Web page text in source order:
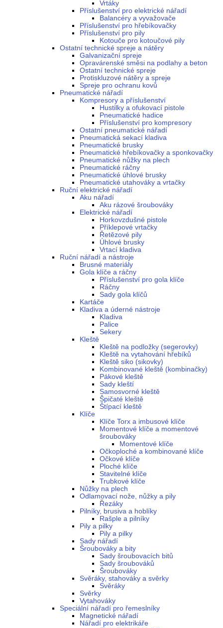
Vrtáky
Příslušenství pro elektrické nářadí
Balancéry a vyvažovače
Příslušenství pro hřebíkovačky
Příslušenství pro pily
Kotouče pro kotoučové pily
Ostatní technické spreje a nátěry
Galvanizační spreje
Opravárenské směsi na podlahy a beton
Ostatní technické spreje
Protiskluzové nátěry a spreje
Spreje pro ochranu kovů
Pneumatické nářadí
Kompresory a příslušenství
Hustilky a ofukovací pistole
Pneumatické hadice
Příslušenství pro kompresory
Ostatní pneumatické nářadí
Pneumatická sekací kladiva
Pneumatické brusky
Pneumatické hřebíkovačky a sponkovačky
Pneumatické nůžky na plech
Pneumatické ráčny
Pneumatické úhlové brusky
Pneumatické utahováky a vrtačky
Ruční elektrické nářadí
Aku nářadí
Aku rázové šroubováky
Elektrické nářadí
Horkovzdušné pistole
Příklepové vrtačky
Řetězové pily
Úhlové brusky
Vrtací kladiva
Ruční nářadí a nástroje
Brusné materiály
Gola klíče a ráčny
Příslušenství pro gola klíče
Ráčny
Sady gola klíčů
Kartáče
Kladiva a úderné nástroje
Kladiva
Palice
Sekery
Kleště
Kleště na podložky (segerovky)
Kleště na vytahování hřebíků
Kleště siko (sikovky)
Kombinované kleště (kombinačky)
Pákové kleště
Sady kleští
Samosvorné kleště
Špičaté kleště
Štípací kleště
Klíče
Klíče Torx a imbusové klíče
Momentové klíče a momentové
šroubováky
Momentové klíče
Očkoploché a kombinované klíče
Očkové klíče
Ploché klíče
Stavitelné klíče
Trubkové klíče
Nůžky na plech
Odlamovací nože, nůžky a pily
Řezáky
Pilníky, brusiva a hoblíky
Rašple a pilníky
Pily a pilky
Pily a pilky
Sady nářadí
Šroubováky a bity
Sady šroubovacích bitů
Sady šroubováků
Šroubováky
Svěráky, stahováky a svěrky
Svěráky
Svěrky
Vytahováky
Speciální nářadí pro řemeslníky
Magnetické nářadí
Nářadí pro elektrikáře